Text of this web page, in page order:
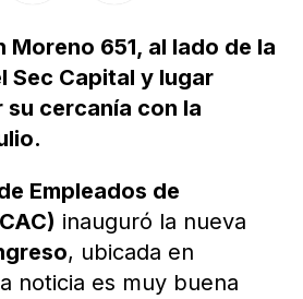
Moreno 651, al lado de la
Sec Capital y lugar
cercanía con la
Empleados de
inauguró la nueva
, ubicada en
noticia es muy buena